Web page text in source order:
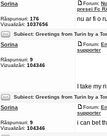
Sorina
Răspunsuri: 176
Vizualizări: 1037656
Forum:
presei Fc
nu ar fi o
Subiect: Greetings from Turin by a
Sorina
Răspunsuri: 9
Vizualizări: 104346
Forum:
supporter
I take my
Subiect: Greetings from Turin by a
Sorina
Răspunsuri: 9
Vizualizări: 104346
Forum:
supporter
i can bet